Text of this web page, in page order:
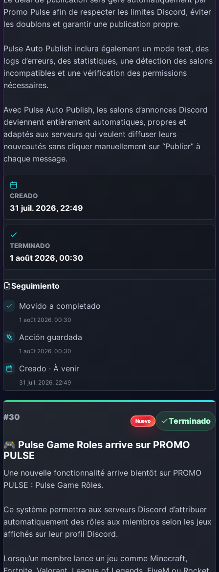
Promo Pulse afin de respecter les limites Discord, éviter
les doublons et garantir une publication propre.
Pulse Auto Publish inclura également un mode test, des
logs d’erreurs, des statistiques, une détection des salons
incompatibles et une vérification des permissions
nécessaires.
Avec Pulse Auto Publish, les salons d’annonces Discord
deviennent entièrement automatiques, propres et
adaptés aux serveurs qui veulent diffuser leurs
nouveautés sans cliquer manuellement sur “Publier” à
chaque message.
CREADO
31 juil. 2026, 22:49
TERMINADO
1 août 2026, 00:30
Seguimiento
Movido a completado
1 août 2026, 00:30
Acción guardada
1 août 2026, 00:30
Creado · À venir
31 juil. 2026, 22:49
#30 Nuevo Terminado
🎮 Pulse Game Roles arrive sur PROMO
PULSE
Une nouvelle fonctionnalité arrive bientôt sur PROMO
PULSE : Pulse Game Rôles.
Ce système permettra aux serveurs Discord d’attribuer
automatiquement des rôles aux miembros selon les jeux
affichés sur leur profil Discord.
Lorsqu’un membre lance un jeu comme Minecraft,